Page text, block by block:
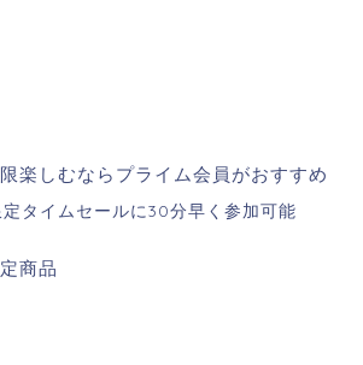
楽しむならプライム会員がおすすめ
タイムセールに30分早く参加可能
商品